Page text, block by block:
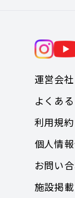
運営会社
よくあ
利用規約
個人情
お問い
施設掲